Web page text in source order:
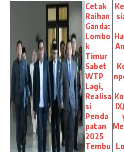
Cetak
Raihan
Ganda:
Lombo
k
Timur
Sabet
WTP
Lagi,
Realisa
si
Penda
patan
2025
Tembu